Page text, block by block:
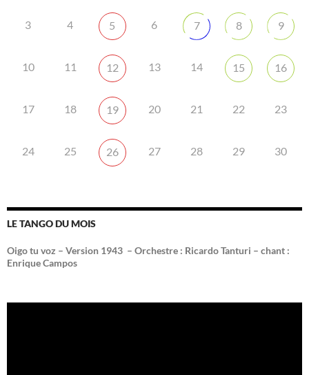
3 4 5 6 7 8 9
10 11 12 13 14 15 16
17 18 19 20 21 22 23
24 25 26 27 28 29 30
LE TANGO DU MOIS
Oigo tu voz – Version 1943 – Orchestre : Ricardo Tanturi – chant :
Enrique Campos